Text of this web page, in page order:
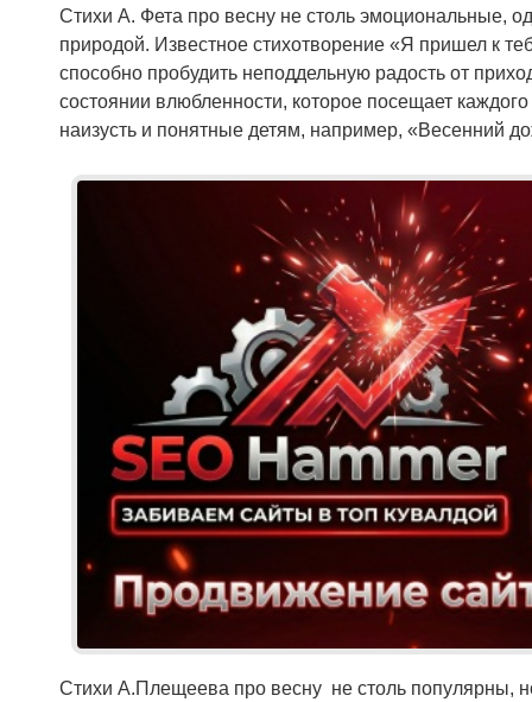
Стихи А. Фета про весну не столь эмоциональные,
природой. Известное стихотворение «Я пришел к
способно пробудить неподдельную радость от
состоянии влюбленности, которое посещает
наизусть и понятные детям, например, «Весенний
Стихи А.Плещеева про весну не столь популярны,